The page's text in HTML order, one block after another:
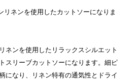
リネンを使用したカットソーになりま
ネンを使用したリラックスシルエット
スリーブカットソーになります。細ピ
になり、リネン特有の通気性とドライ